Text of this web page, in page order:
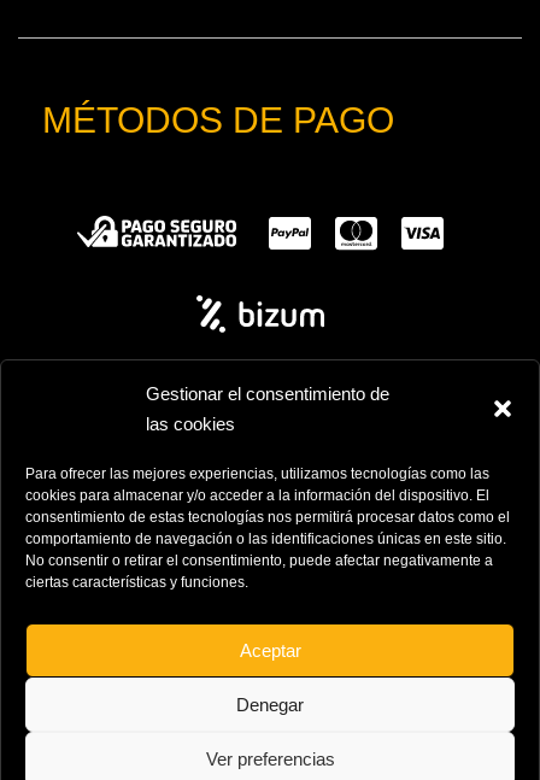
Gestionar el consentimiento de
las cookies
Para ofrecer las mejores experiencias, utilizamos tecnologías como las
cookies para almacenar y/o acceder a la información del dispositivo. El
consentimiento de estas tecnologías nos permitirá procesar datos como el
comportamiento de navegación o las identificaciones únicas en este sitio.
No consentir o retirar el consentimiento, puede afectar negativamente a
ciertas características y funciones.
Aceptar
Denegar
Ver preferencias
MÉTODOS DE PAGO
• Todos los derechos reservados
Diseño Inicianet
Proyecto subvencionado por la Junta de Andalucía y
programa de ayudas a la digitalización del sector
comercial y artesano en Andalucía.